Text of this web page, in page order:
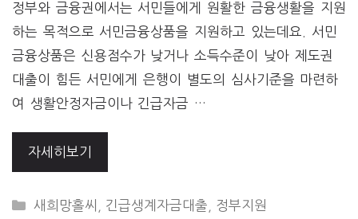
정부와 금융권에서는 서민들에게 원활한 금융생활을 지원
하는 목적으로 서민금융상품을 지원하고 있는데요. 서민
금융상품은 신용점수가 낮거나 소득수준이 낮아 제도권
대출이 힘든 서민에게 은행이 별도의 심사기준을 마련하
여 생활안정자금이나 긴급자금 …
자세히보기
CATEGORIES
새희망홀씨 긴급생계자금대출 정부지원